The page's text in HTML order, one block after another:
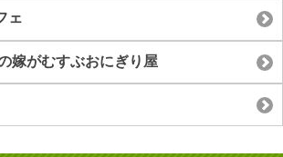
ェ
嫁がむすぶおにぎり屋